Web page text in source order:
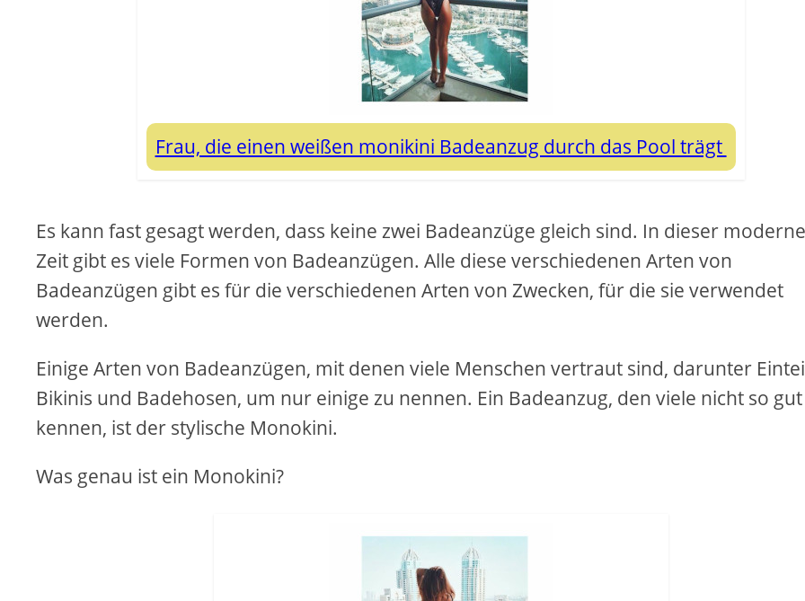
Frau, die einen weißen monikini Badeanzug durch das Pool trägt
Es kann fast gesagt werden, dass keine zwei Badeanzüge gleich sind. In dieser
Zeit gibt es viele Formen von Badeanzügen. Alle diese verschiedenen Arten von
Badeanzügen gibt es für die verschiedenen Arten von Zwecken, für die sie verwendet
werden.
Einige Arten von Badeanzügen, mit denen viele Menschen vertraut sind, darunter
Bikinis und Badehosen, um nur einige zu nennen. Ein Badeanzug, den viele nicht so gut
kennen, ist der stylische Monokini.
Was genau ist ein Monokini?